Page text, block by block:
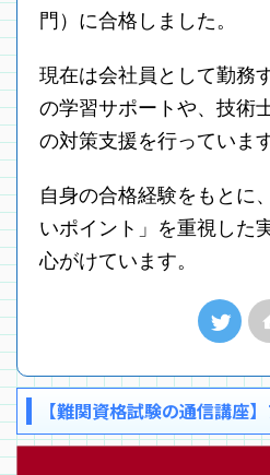
門）に合格しました。
現在は会社員として勤務
の学習サポートや、技術
の対策支援を行っています
自身の合格経験をもとに
いポイント」を重視した
心がけています。
【難関資格試験の通信講座